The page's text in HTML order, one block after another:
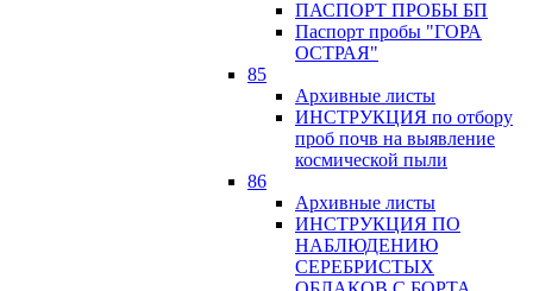
ПАСПОРТ ПРОБЫ БП
Паспорт пробы "ГОРА
ОСТРАЯ"
85
Архивные листы
ИНСТРУКЦИЯ по отбору
проб почв на выявление
космической пыли
86
Архивные листы
ИНСТРУКЦИЯ ПО
НАБЛЮДЕНИЮ
СЕРЕБРИСТЫХ